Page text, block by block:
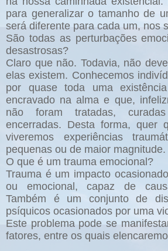
para generalizar o tamanho de
será diferente para cada um, nos
São todas as perturbações
desastrosas?
Claro que não. Todavia, não
elas existem. Conhecemos
por quase toda uma
encravado na alma e que,
não foram tratadas,
encerradas. Desta forma, quer
viveremos experiências
pequenas ou de maior magnitude.
O que é um trauma emocional?
Trauma é um impacto
ou emocional, capaz de
Também é um conjunto de
psíquicos ocasionados por uma
Este problema pode se
fatores, entre os quais